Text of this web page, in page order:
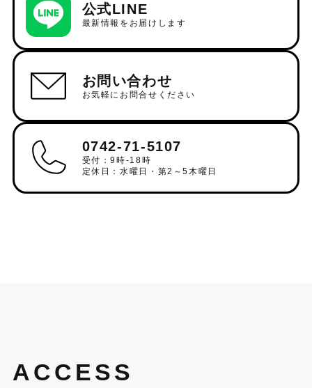
公式LINE
最新情報をお届けします
お問い合わせ
お気軽にお問合せください
0742-71-5107
受付：9時-18時
定休日：水曜日・第2～5木曜日
ACCESS